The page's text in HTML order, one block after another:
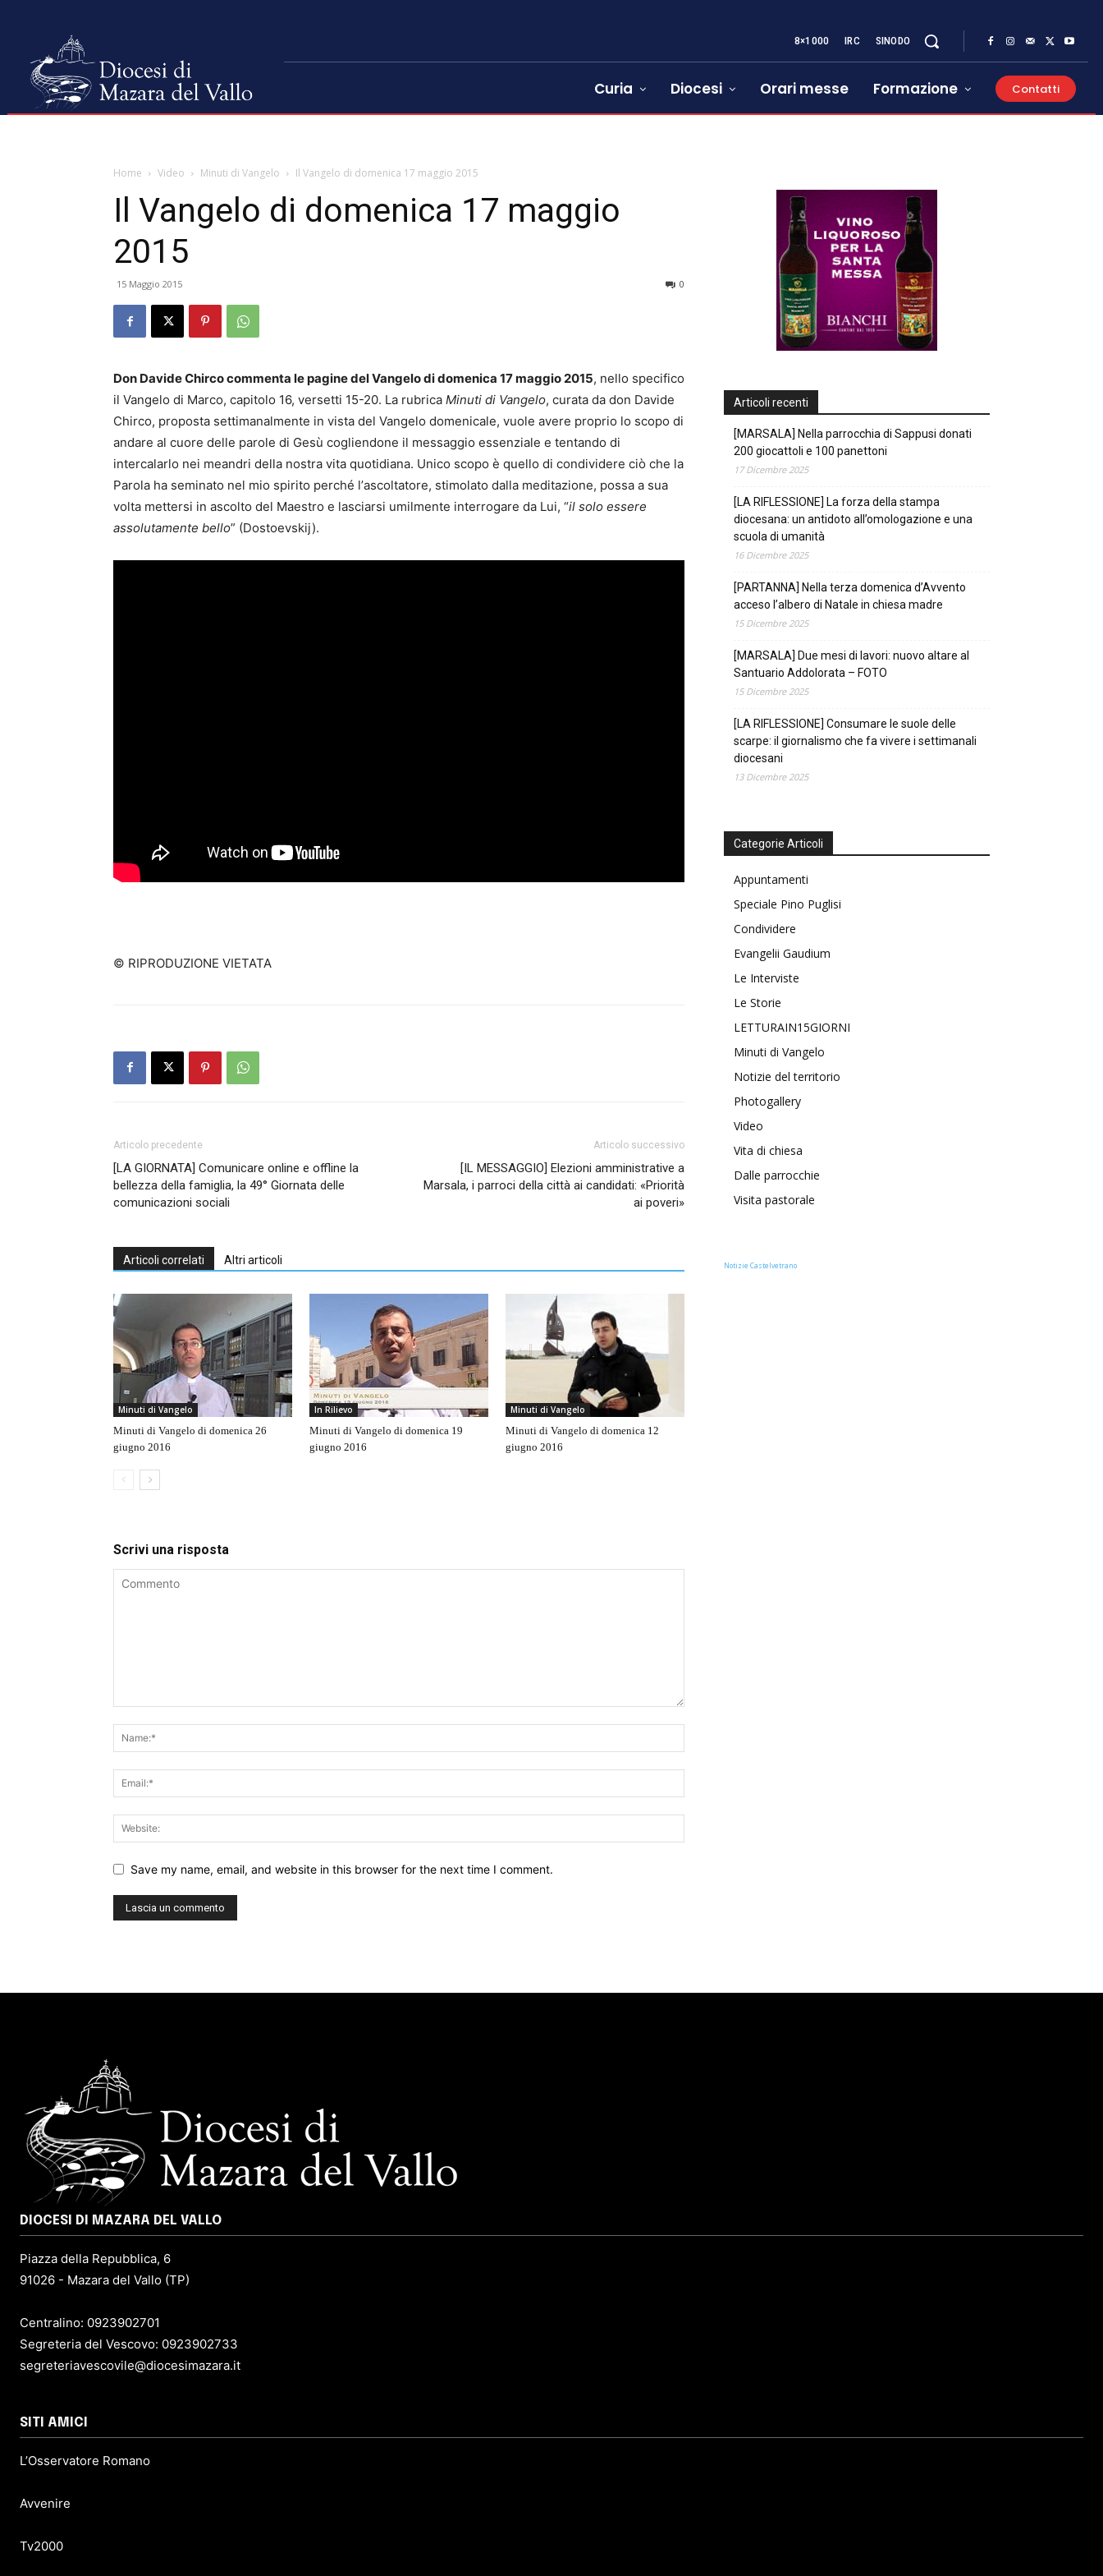
8×1000 IRC SINODO
Curia Diocesi Orari messe Formazione Contatti
Home Video Minuti di Vangelo Il Vangelo di domenica 17 maggio 2015
Il Vangelo di domenica 17 maggio
2015
15 Maggio 2015 0
Don Davide Chirco commenta le pagine del Vangelo di domenica 17 maggio 2015, nello specifico
il Vangelo di Marco, capitolo 16, versetti 15-20. La rubrica Minuti di Vangelo, curata da don Davide
Chirco, proposta settimanalmente in vista del Vangelo domenicale, vuole avere proprio lo scopo di
andare al cuore delle parole di Gesù cogliendone il messaggio essenziale e tentando di
intercalarlo nei meandri della nostra vita quotidiana. Unico scopo è quello di condividere ciò che la
Parola ha seminato nel mio spirito perché lʼascoltatore, stimolato dalla meditazione, possa a sua
volta mettersi in ascolto del Maestro e lasciarsi umilmente interrogare da Lui, “il solo essere
assolutamente bello” (Dostoevskij).
© RIPRODUZIONE VIETATA
Articolo precedente
[LA GIORNATA] Comunicare online e offline la
bellezza della famiglia, la 49° Giornata delle
comunicazioni sociali
Articolo successivo
[IL MESSAGGIO] Elezioni amministrative a
Marsala, i parroci della città ai candidati: «Priorità
ai poveri»
Articoli correlati Altri articoli
Minuti di Vangelo
Minuti di Vangelo di domenica 26
giugno 2016
In Rilievo
Minuti di Vangelo di domenica 19
giugno 2016
Minuti di Vangelo
Minuti di Vangelo di domenica 12
giugno 2016
Scrivi una risposta
Save my name, email, and website in this browser for the next time I comment.
Articoli recenti
[MARSALA] Nella parrocchia di Sappusi donati
200 giocattoli e 100 panettoni
17 Dicembre 2025
[LA RIFLESSIONE] La forza della stampa
diocesana: un antidoto all’omologazione e una
scuola di umanità
16 Dicembre 2025
[PARTANNA] Nella terza domenica d’Avvento
acceso l’albero di Natale in chiesa madre
15 Dicembre 2025
[MARSALA] Due mesi di lavori: nuovo altare al
Santuario Addolorata – FOTO
15 Dicembre 2025
[LA RIFLESSIONE] Consumare le suole delle
scarpe: il giornalismo che fa vivere i settimanali
diocesani
13 Dicembre 2025
Categorie Articoli
Appuntamenti
Speciale Pino Puglisi
Condividere
Evangelii Gaudium
Le Interviste
Le Storie
LETTURAIN15GIORNI
Minuti di Vangelo
Notizie del territorio
Photogallery
Video
Vita di chiesa
Dalle parrocchie
Visita pastorale
Notizie Castelvetrano
DIOCESI DI MAZARA DEL VALLO
Piazza della Repubblica, 6
91026 - Mazara del Vallo (TP)
Centralino: 0923902701
Segreteria del Vescovo: 0923902733
segreteriavescovile@diocesimazara.it
SITI AMICI
L’Osservatore Romano
Avvenire
Tv2000